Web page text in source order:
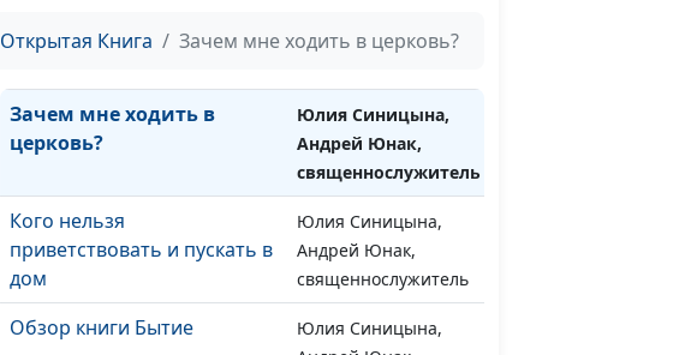
Открытая Книга Зачем мне ходить в церковь?
Андрей Юнак,
Зачем мне ходить в
церковь?
Юлия Синицына,
Андрей Юнак,
священнослужитель
Кого нельзя
приветствовать и пускать в
дом
Юлия Синицына,
Андрей Юнак,
священнослужитель
Обзор книги Бытие
Юлия Синицына,